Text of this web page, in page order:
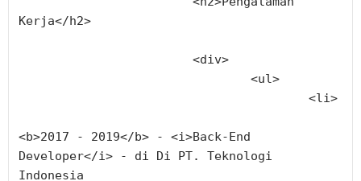
Kerja</h2>
			<div>
				<ul>
					<li>
<b>2017 - 2019</b> - <i>Back-End
Developer</i> - di Di PT. Teknologi
Indonesia